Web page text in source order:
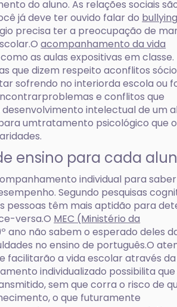
do aluno. As relações sociais
já deve ter ouvido falar do bullying
precisa ter a preocupação de
acompanhamento da vida
as aulas expositivas em classe.
que dizem respeito aconflitos
sofrendo no interiorda escola ou
e conflitos que
intelectual de um
umtratamento psicológico que o
ensino para cada
individual para
Segundo pesquisas
pessoas têm mais aptidão para
versa.O MEC (Ministério da
ano não sabem o esperado deles
no ensino de português.O
facilitarão a vida escolar através da
individualizado possibilita que
sem que corra o risco de
o que futuramente